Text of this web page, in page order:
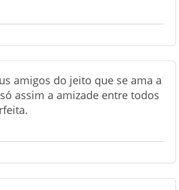
amigos do jeito que se ama a
assim a amizade entre todos